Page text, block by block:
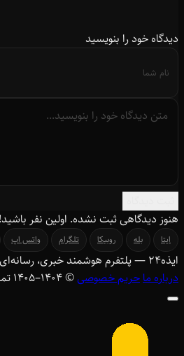
دیدگاه خود را بنویسید
هنوز دیدگاهی ثبت نشده. اولین نفر باشید!
ایتا بله روبیکا تلگرام واتس اپ
ایذه۲۴ — پلتفرم هوشمند خبری،
درباره ماحریم خصوصی© ۱۴۰۴–1405 تمامی حقوق محفوظ است